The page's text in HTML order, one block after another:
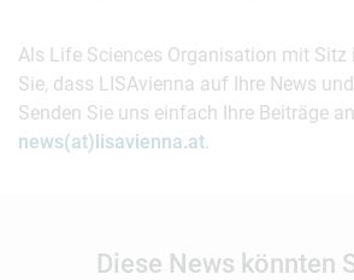
Als Life Sciences Organisation mit Sitz
Sie, dass LISAvienna auf Ihre News
Senden Sie uns einfach Ihre Beiträge an
news(at)lisavienna.at.
Diese News könnten